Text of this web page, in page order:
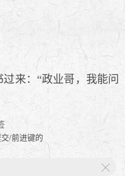
来：“政业哥，我能问
/前进键的